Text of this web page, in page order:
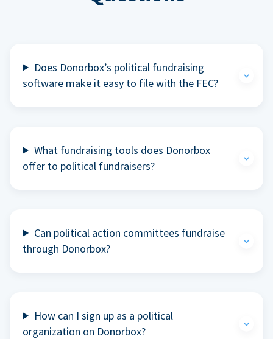
Does Donorbox’s political fundraising
software make it easy to file with the FEC?
What fundraising tools does Donorbox
offer to political fundraisers?
Can political action committees fundraise
through Donorbox?
How can I sign up as a political
organization on Donorbox?